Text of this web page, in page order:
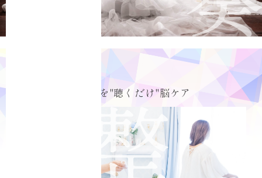
クリスタルボウルを"聴くだけ"脳ケア